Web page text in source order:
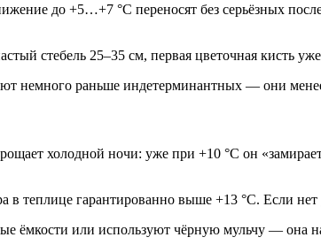
до +5…+7 °C переносят без серьёзных
стебель 25–35 см, первая цветочная кисть
немного раньше индетерминантных — они
холодной ночи: уже при +10 °C он
в теплице гарантированно выше +13 °C. Если
ёмкости или используют чёрную мульчу — она